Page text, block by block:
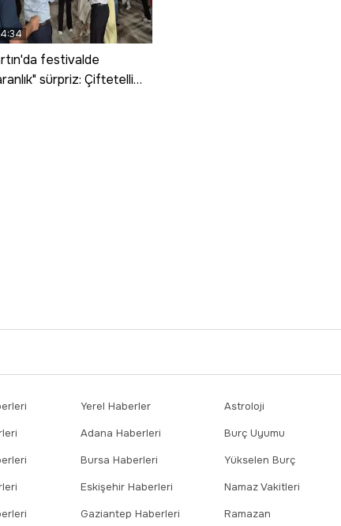
festivalde
sürpriz: Çiftetelli
Yerel Haberler
Adana Haberleri
Bursa Haberleri
Eskişehir Haberleri
Gaziantep Haberleri
Astroloji
Burç Uyumu
Yükselen Burç
Namaz Vakitleri
Ramazan